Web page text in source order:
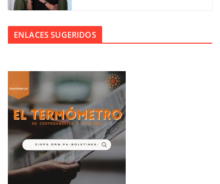
ENLACES SUGERIDOS